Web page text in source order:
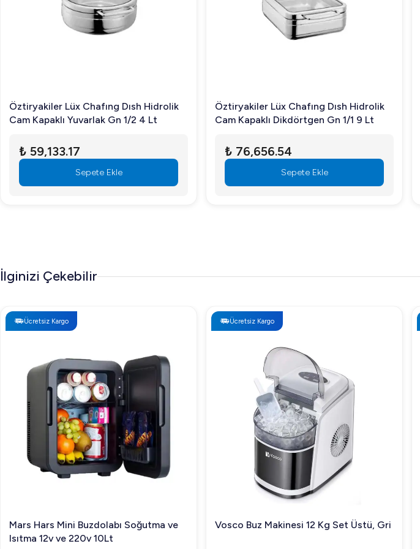
Öztiryakiler Lüx Chafıng Dısh Hidrolik
Cam Kapaklı Yuvarlak Gn 1/2 4 Lt
₺ 59,133.17
Sepete Ekle
Öztiryakiler Lüx Chafıng Dısh Hidrolik
Cam Kapaklı Dikdörtgen Gn 1/1 9 Lt
₺ 76,656.54
Sepete Ekle
İlginizi Çekebilir
Ücretsiz Kargo
Mars Hars Mini Buzdolabı Soğutma ve
Isıtma 12v ve 220v 10Lt
Ücretsiz Kargo
Vosco Buz Makinesi 12 Kg Set Üstü, Gri